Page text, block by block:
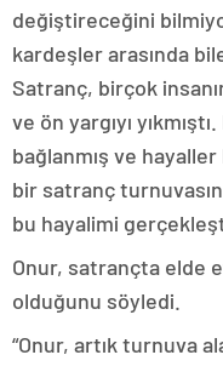
değiştireceğini
kardeşler arasında
Satranç, birçok
ve ön yargıyı
bağlanmış ve
bir satranç
bu hayalimi
Onur, satrançta elde
olduğunu söyledi.
“Onur, artık turnuva